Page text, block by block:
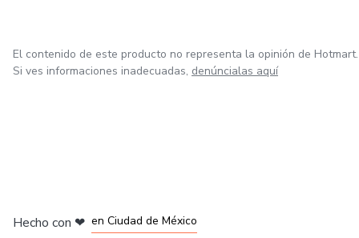
El contenido de este producto no representa la opinión de Hotmart.
Si ves informaciones inadecuadas, denúncialas aquí
Hecho con ❤ en Ciudad de México